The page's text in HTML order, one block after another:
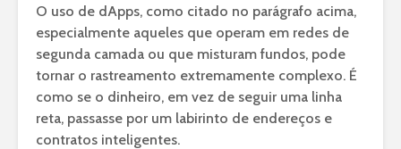
O uso de dApps, como citado no parágrafo acima,
especialmente aqueles que operam em redes de
segunda camada ou que misturam fundos, pode
tornar o rastreamento extremamente complexo. É
como se o dinheiro, em vez de seguir uma linha
reta, passasse por um labirinto de endereços e
contratos inteligentes.